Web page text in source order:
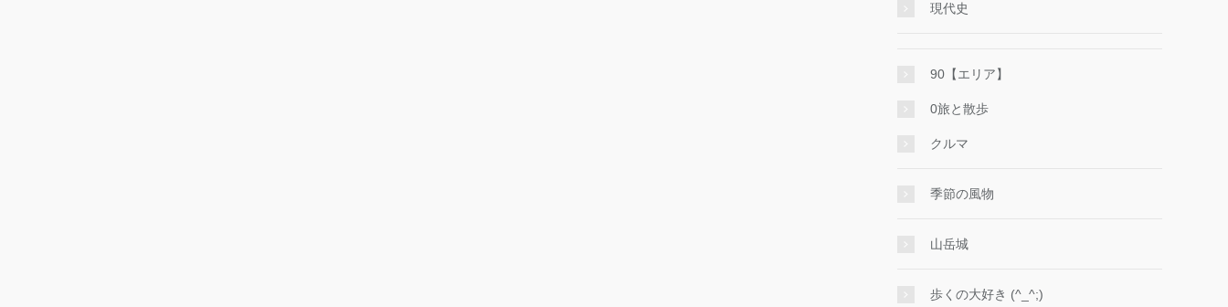
現代史
90【エリア】
0旅と散歩
クルマ
季節の風物
山岳城
歩くの大好き (^_^;)